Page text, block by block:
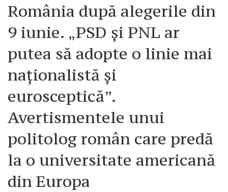
România după alegerile din
9 iunie. „PSD și PNL ar
putea să adopte o linie mai
naționalistă și
eurosceptică”.
Avertismentele unui
politolog român care predă
la o universitate americană
din Europa